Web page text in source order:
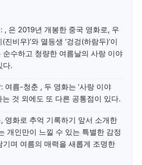
, 은 2019년 개봉한 중국 영화로, 우
(진비우)’와 열등생 ‘겅겅(하람두)’이
순수하고 청량한 여름날의 사랑 이야
다.
여름-청춘 , 두 영화는 ‘사랑 이야
는 것 외에도 또 다른 공통점이 있다.
영화로 추억 기록하기 앞서 소개한
개인만이 느낄 수 있는 특별한 감정
기며 여름의 매력을 새롭게 조명한